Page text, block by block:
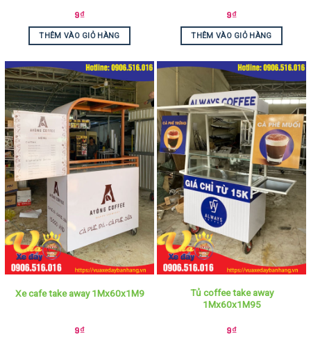
9₫
THÊM VÀO GIỎ HÀNG
9₫
THÊM VÀO GIỎ HÀNG
Xe cafe take away 1Mx60x1M9
9₫
Tủ coffee take away
1Mx60x1M95
9₫